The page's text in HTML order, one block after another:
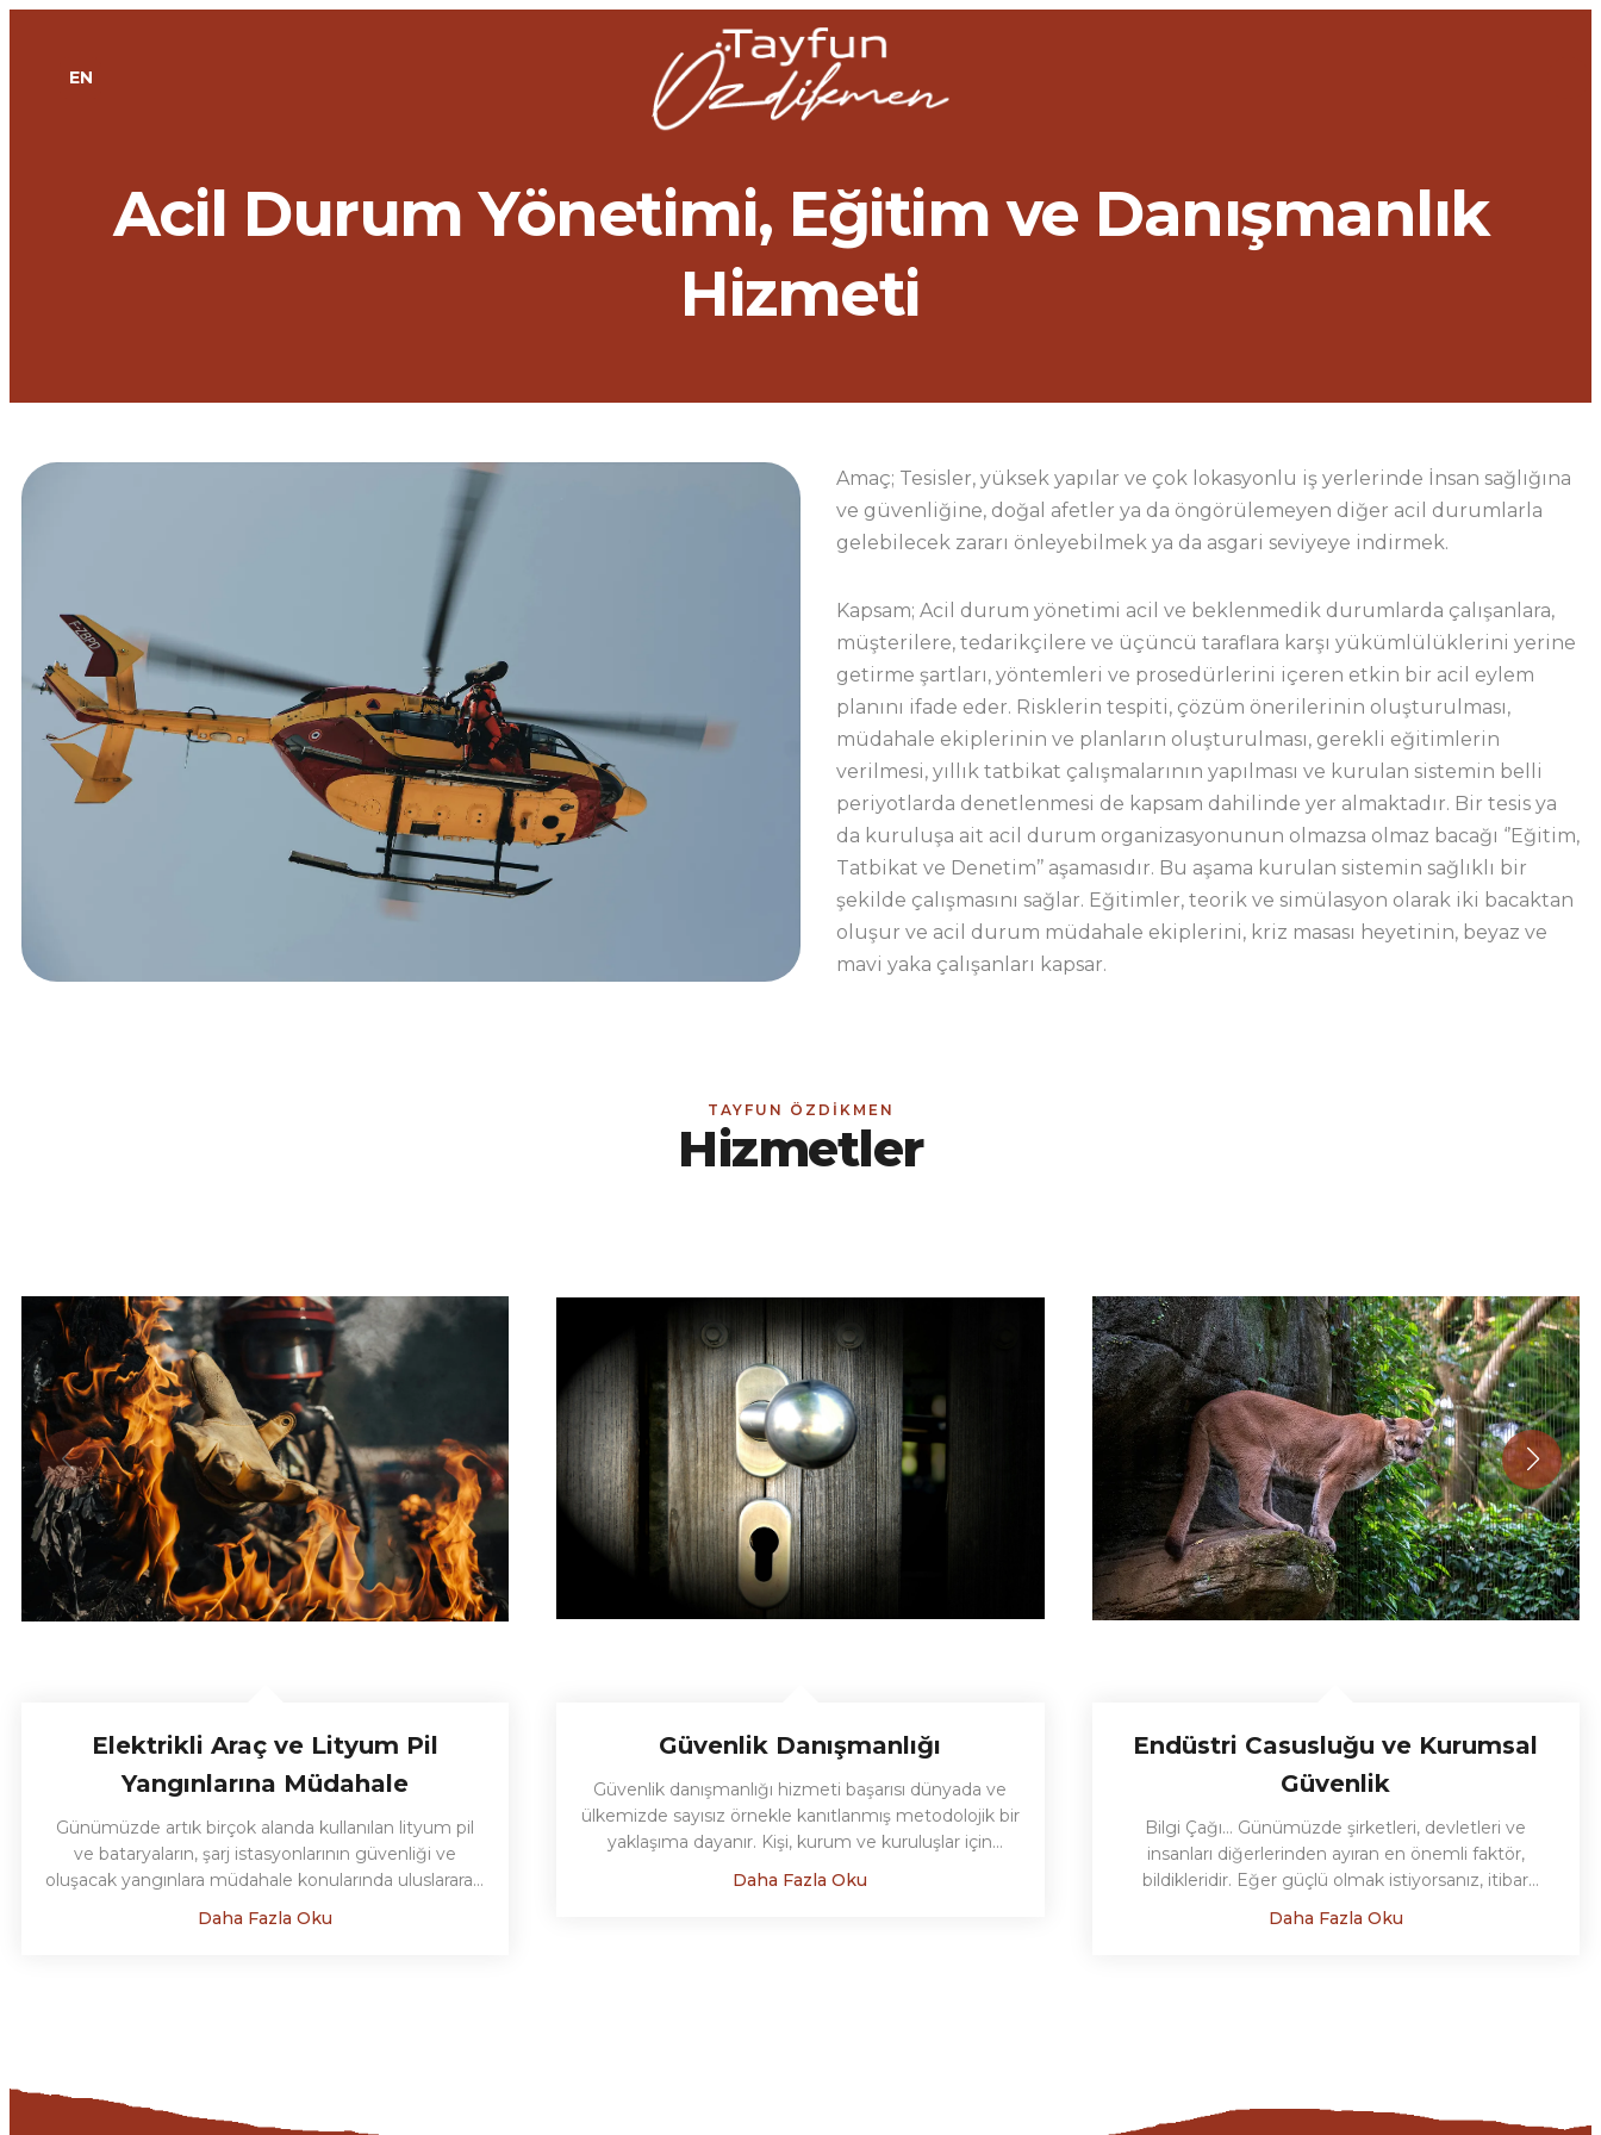
EN
Acil Durum Yönetimi, Eğitim ve Danışmanlık
Hizmeti
Amaç; Tesisler, yüksek yapılar ve çok lokasyonlu iş yerlerinde İnsan sağlığına
ve güvenliğine, doğal afetler ya da öngörülemeyen diğer acil durumlarla
gelebilecek zararı önleyebilmek ya da asgari seviyeye indirmek.
Kapsam; Acil durum yönetimi acil ve beklenmedik durumlarda çalışanlara,
müşterilere, tedarikçilere ve üçüncü taraflara karşı yükümlülüklerini yerine
getirme şartları, yöntemleri ve prosedürlerini içeren etkin bir acil eylem
planını ifade eder. Risklerin tespiti, çözüm önerilerinin oluşturulması,
müdahale ekiplerinin ve planların oluşturulması, gerekli eğitimlerin
verilmesi, yıllık tatbikat çalışmalarının yapılması ve kurulan sistemin belli
periyotlarda denetlenmesi de kapsam dahilinde yer almaktadır. Bir tesis ya
da kuruluşa ait acil durum organizasyonunun olmazsa olmaz bacağı ‘’Eğitim,
Tatbikat ve Denetim’’ aşamasıdır. Bu aşama kurulan sistemin sağlıklı bir
şekilde çalışmasını sağlar. Eğitimler, teorik ve simülasyon olarak iki bacaktan
oluşur ve acil durum müdahale ekiplerini, kriz masası heyetinin, beyaz ve
mavi yaka çalışanları kapsar.
TAYFUN ÖZDIKMEN
Hizmetler
Elektrikli Araç ve Lityum Pil
Yangınlarına Müdahale
Günümüzde artık birçok alanda kullanılan lityum pil
ve bataryaların, şarj istasyonlarının güvenliği ve
oluşacak yangınlara müdahale konularında uluslararası
yetkinlik belgemizle danışmanlık hizmeti için bizimle
Daha Fazla Oku
Güvenlik Danışmanlığı
Güvenlik danışmanlığı hizmeti başarısı dünyada ve
ülkemizde sayısız örnekle kanıtlanmış metodolojik bir
yaklaşıma dayanır. Kişi, kurum ve kuruluşlar için
güvenlik danışmanlığı hizmeti detayları için bizimle
Daha Fazla Oku
Endüstri Casusluğu ve Kurumsal
Güvenlik
Bilgi Çağı… Günümüzde şirketleri, devletleri ve
insanları diğerlerinden ayıran en önemli faktör,
bildikleridir. Eğer güçlü olmak istiyorsanız, itibar
edilmek ve size değer verilmesini istiyorsanız,
artırmak adına çalışanlarının akıllı telefonlarına şirket
Daha Fazla Oku